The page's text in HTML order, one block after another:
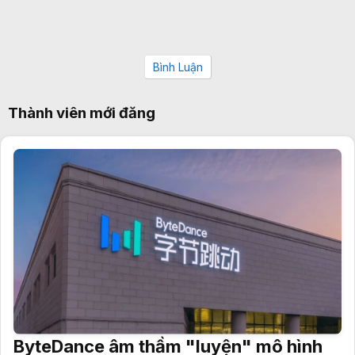
Bình Luận
Thành viên mới đăng
ByteDance âm thầm "luyện" mô hình